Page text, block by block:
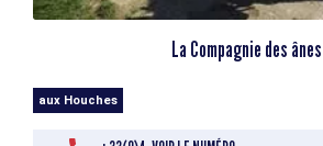
La Compagnie des ânes
aux Houches